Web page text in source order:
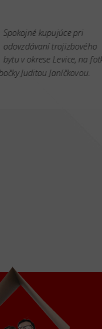
Spokojné kupujúce pri
odovzdávaní trojizbového
bytu v okrese Levice, na
Juditou Janíčkovou.